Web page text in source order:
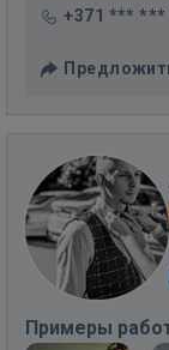
+371 *** ***
Примеры